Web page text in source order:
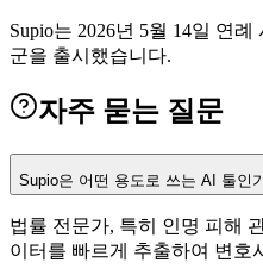
Supio는 2026년 5월 14일 연
군을 출시했습니다.
자주 묻는 질문
Supio은 어떤 용도로 쓰는 AI 툴인
법률 전문가, 특히 인명 피해
이터를 빠르게 추출하여 변호